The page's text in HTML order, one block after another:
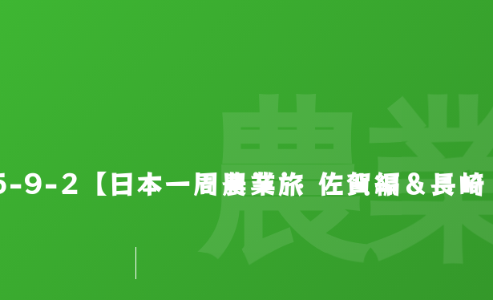
2【日本一周農業旅 佐賀編＆長崎
業